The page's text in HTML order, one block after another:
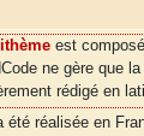
est
ne gère que la
rédigé en
été réalisée en